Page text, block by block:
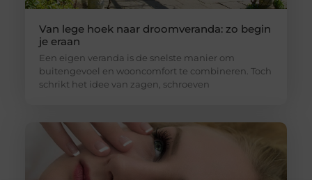
Van lege hoek naar droomveranda: zo begin
je eraan
Een eigen veranda is de snelste manier om
buitengevoel en wooncomfort te combineren. Toch
schrikt het idee van zagen, schroeven